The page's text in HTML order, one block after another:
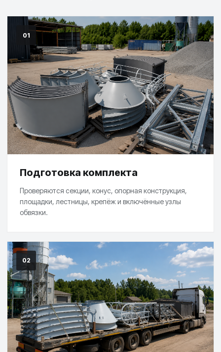
01
Подготовка комплекта
Проверяются секции, конус, опорная конструкция,
площадки, лестницы, крепёж и включённые узлы
обвязки.
02